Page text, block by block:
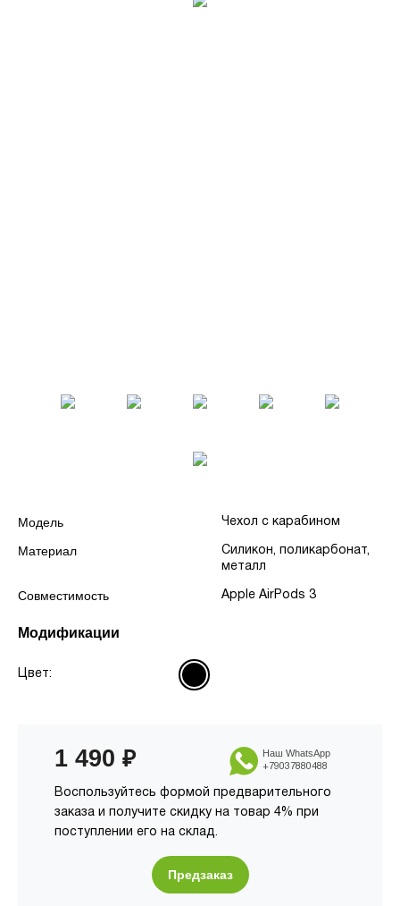
Модель Чехол с карабином
Материал
Силикон, поликарбонат,
металл
Совместимость Apple AirPods 3
Модификации
Цвет:
1 490 ₽
Воспользуйтесь формой предварительного
заказа и получите скидку на товар 4% при
поступлении его на склад.
Наш WhatsApp
+79037880488
Предзаказ